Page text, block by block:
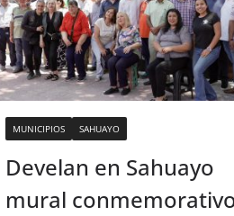
MUNICIPIOS SAHUAYO
Develan en Sahuayo
mural